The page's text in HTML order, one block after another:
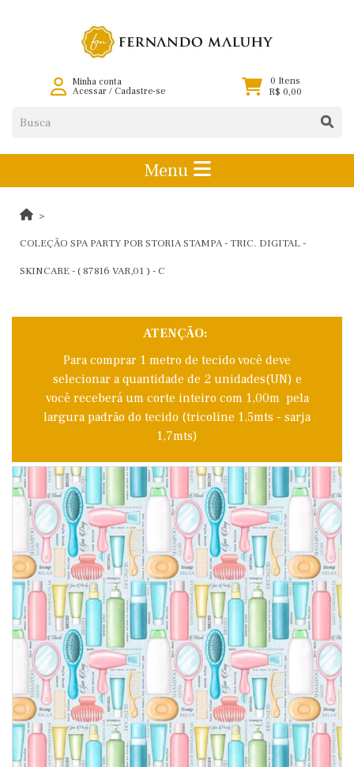
Minha conta
Acessar/ Cadastre-se
0 Itens
R$ 0,00
Menu
COLEÇÃO SPA PARTY POR STORIA STAMPA - TRIC. DIGITAL -
SKINCARE - ( 87816 VAR,01 ) - C
ATENÇÃO:
Para comprar 1 metro de tecido você deve
selecionar a quantidade de 2 unidades(UN) e
você receberá um corte inteiro com 1,00m pela
largura padrão do tecido (tricoline 1,5mts - sarja
1,7mts)